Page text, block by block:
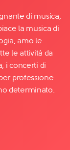
di musica,
la musica di
amo le
le attività da
i concerti di
professione
determinato.